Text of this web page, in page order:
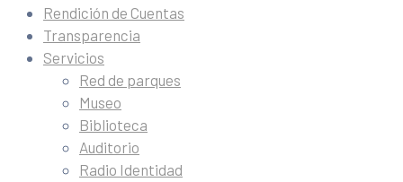
Rendición de Cuentas
Transparencia
Servicios
Red de parques
Museo
Biblioteca
Auditorio
Radio Identidad